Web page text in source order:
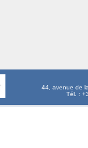
44, avenue de
Tél. :